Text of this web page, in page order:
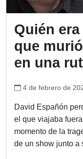
Quién
que
en una
4 de febrero de
David Españón
el que viajaba
momento de la
de un show junto a